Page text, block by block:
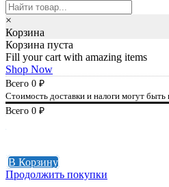
×
Корзина
Корзина пуста
Fill your cart with amazing items
Shop Now
Всего 0 ₽
Стоимость доставки и налоги могут
Всего 0 ₽
В Корзину
Продолжить покупки